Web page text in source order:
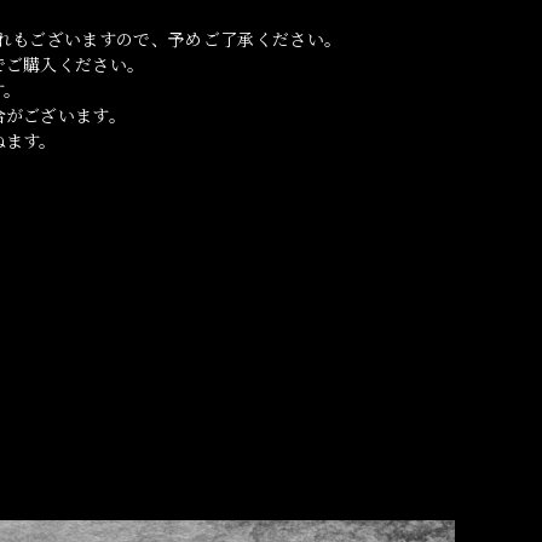
ございますので、予めご了承ください。
購入ください。
ございます。
す。